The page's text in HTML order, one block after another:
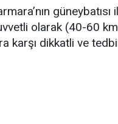
olarak (40-60
dikkatli ve